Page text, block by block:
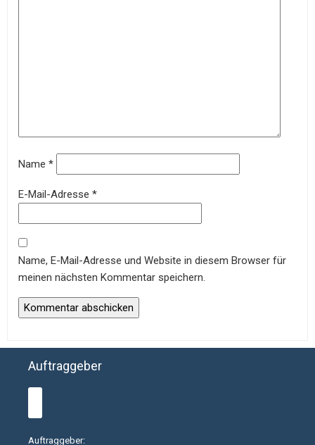
Name *
E-Mail-Adresse *
Name, E-Mail-Adresse und Website in diesem Browser für
meinen nächsten Kommentar speichern.
Auftraggeber
Auftraggeber: